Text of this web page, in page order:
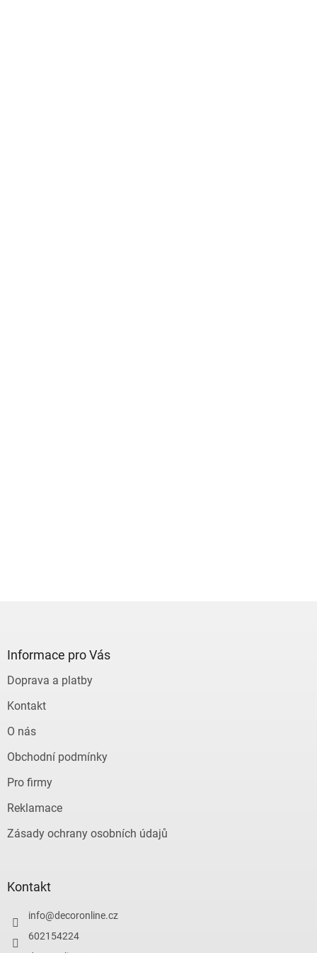
Informace pro Vás
Doprava a platby
Kontakt
O nás
Obchodní podmínky
Pro firmy
Reklamace
Zásady ochrany osobních údajů
Kontakt
info@decoronline.cz
602154224